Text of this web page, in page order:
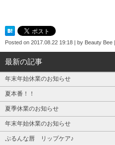
Posted on 2017.08.22 19:18 | by Beauty Bee |
最新の記事
年末年始休業のお知らせ
夏本番！！
夏季休業のお知らせ
年末年始休業のお知らせ
ぷるんな唇 リップケア♪